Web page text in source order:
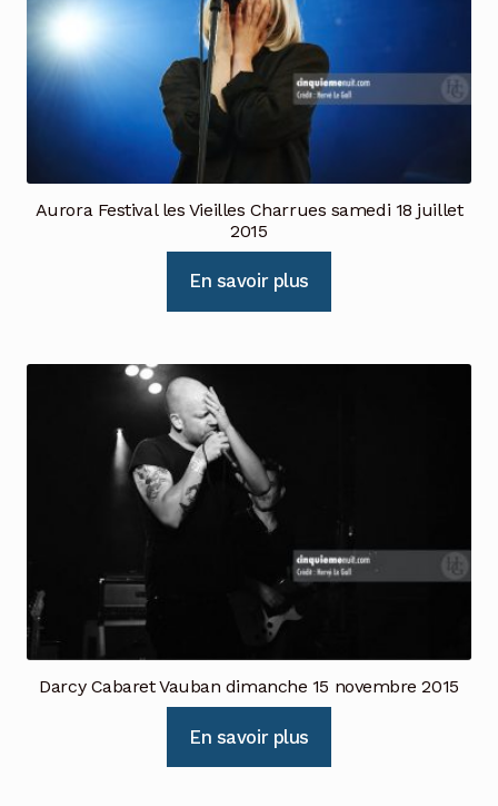
Aurora Festival les Vieilles Charrues samedi 18 juillet
2015
En savoir plus
Darcy Cabaret Vauban dimanche 15 novembre 2015
En savoir plus